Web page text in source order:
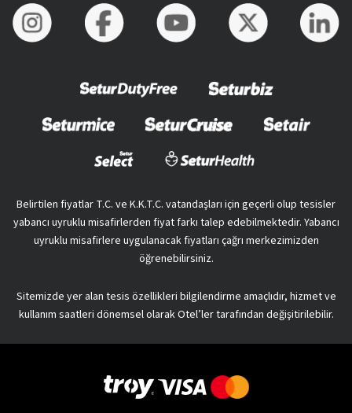
Belirtilen fiyatlar T.C. ve K.K.T.C. vatandaşları için geçerli olup tesisler
yabancı uyruklu misafirlerden fiyat farkı talep edebilmektedir. Yabancı
uyruklu misafirlere uygulanacak fiyatları çağrı merkezimizden
öğrenebilirsiniz.
Sitemizde yer alan tesis özellikleri bilgilendirme amaçlıdır, hizmet ve
kullanım saatleri dönemsel olarak Otel’ler tarafından değişitirilebilir.